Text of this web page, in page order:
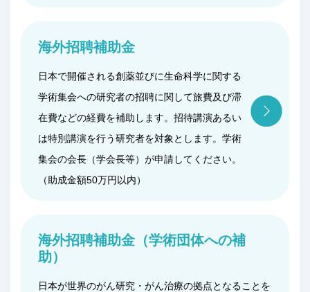
海外招聘補助金
日本で開催される創薬並びに生命科学に関する
学術集会への研究者の招聘に関して旅費及び滞
在費などの経費を補助します。招待講演あるい
は特別講演を行う研究者を対象とします。学術
集会の会長（学会長等）が申請してください。
（助成金額50万円以内）
海外招聘補助金（学術団体への補
助）
日本が世界のがん研究・がん治療の拠点となることを